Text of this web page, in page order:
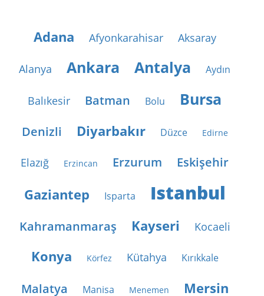
Adana Afyonkarahisar Aksaray
Alanya Ankara Antalya Aydın
Balıkesir Batman Bolu Bursa
Denizli Diyarbakır Düzce Edirne
Elazığ Erzincan Erzurum Eskişehir
Gaziantep Isparta Istanbul
Kahramanmaraş Kayseri Kocaeli
Konya Körfez Kütahya Kırıkkale
Malatya Manisa Menemen Mersin